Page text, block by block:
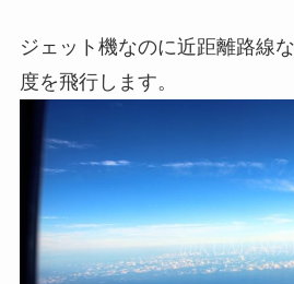
ジェット機なのに近距離路線
度を飛行します。